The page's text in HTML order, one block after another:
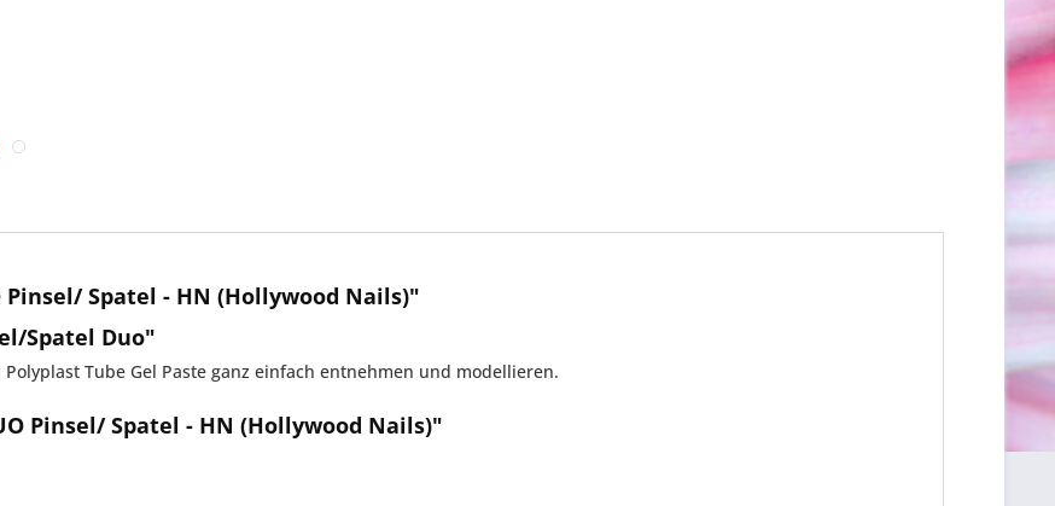
Spatel - HN (Hollywood Nails)"
Spatel Duo"
Tube Gel Paste ganz einfach entnehmen und modellieren.
Pinsel/ Spatel - HN (Hollywood Nails)"